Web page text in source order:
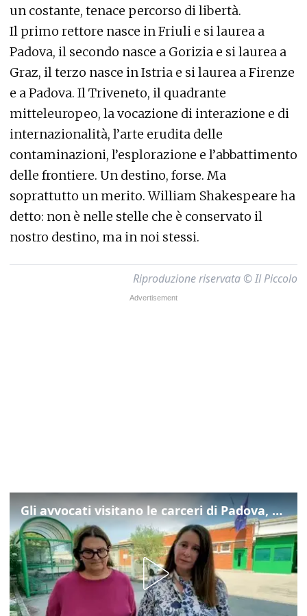
un costante, tenace percorso di libertà.
Il primo rettore nasce in Friuli e si laurea a
Padova, il secondo nasce a Gorizia e si laurea a
Graz, il terzo nasce in Istria e si laurea a Firenze
e a Padova. Il Triveneto, il quadrante
mitteleuropeo, la vocazione di interazione e di
internazionalità, l’arte erudita delle
contaminazioni, l’esplorazione e l’abbattimento
delle frontiere. Un destino, forse. Ma
soprattutto un merito. William Shakespeare ha
detto: non è nelle stelle che è conservato il
nostro destino, ma in noi stessi.
Riproduzione riservata © Il Piccolo
Gli avvocati visitano le carceri di Padova, ecco cosa hanno trovato